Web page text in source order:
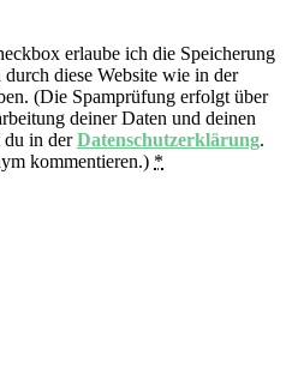
erlaube ich die Speicherung
diese Website wie in der
(Die Spamprüfung erfolgt über
deiner Daten und deinen
du in derDatenschutzerklärung.
kommentieren.) *